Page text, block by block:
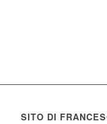
SITO DI